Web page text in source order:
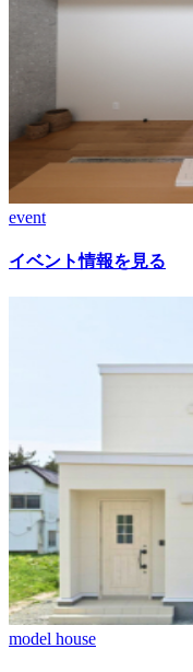
event
イベント情報を見る
model house